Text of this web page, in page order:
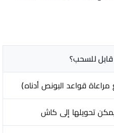
للسحب؟
قواعد البونص أدناه)
تحويلها إلى كاش